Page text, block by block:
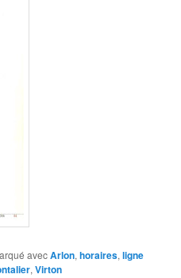
avecArlon,horaires,ligne
,Virton